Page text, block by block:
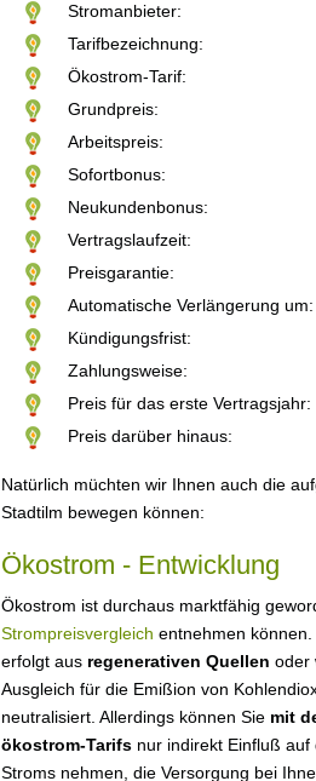
Stromanbieter:
Tarifbezeichnung:
Ökostrom-Tarif:
Grundpreis:
Arbeitspreis:
Sofortbonus:
Neukundenbonus:
Vertragslaufzeit:
Preisgarantie:
Automatische Verlängerung um:
Kündigungsfrist:
Zahlungsweise:
Preis für das erste Vertragsjahr:
Preis darüber hinaus:
Natürlich müchten wir Ihnen auch die
Stadtilm bewegen können:
Ökostrom - Entwicklung
Ökostrom ist durchaus marktfähig
Strompreisvergleich entnehmen
erfolgt aus regenerativen Quellen oder
Ausgleich für die Emißion von
neutralisiert. Allerdings können Sie mit
ökostrom-Tarifs nur indirekt Einfluß auf
Stroms nehmen, die Versorgung bei